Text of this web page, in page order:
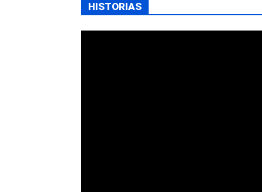
HISTORIAS